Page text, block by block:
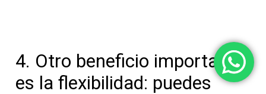
4. Otro beneficio importante
es la flexibilidad: puedes